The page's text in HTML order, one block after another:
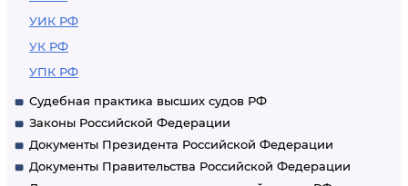
УИК РФ
УК РФ
УПК РФ
Судебная практика высших судов РФ
Законы Российской Федерации
Документы Президента Российской Федерации
Документы Правительства Российской Федерации